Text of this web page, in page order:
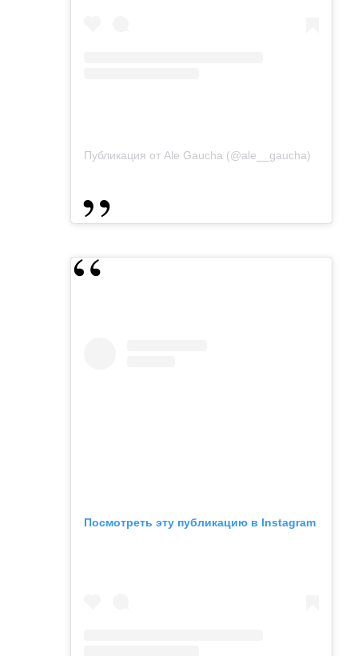
Публикация от Ale Gaucha (@ale__gaucha)
Посмотреть эту публикацию в Instagram